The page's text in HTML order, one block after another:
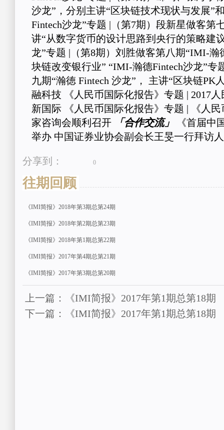
沙龙”，分别主讲“区块链技术现状与发展”
Fintech沙龙”专题 |（第7期）段新星做客第
讲“从数字货币的设计思路到央行的策略建
龙”专题 |（第8期）刘胜做客第八期“IMI-瀚
块链改变银行业” “IMI-瀚德Fintech沙龙”专
九期“瀚徳 Fintech 沙龙”， 主讲“区块链PK
融科技 《人民币国际化报告》专题 | 2017
新国际 《人民币国际化报告》专题 | 《人
家咨询会顺利召开
「合作交流」
《首届中
举办 中国证券业协会副会长王旻一行拜访
分享到： 0
往期回顾
《IMI简报》2018年第3期总第24期
《IMI简报》2018年第2期总第23期
《IMI简报》2018年第1期总第22期
《IMI简报》2017年第4期总第21期
《IMI简报》2017年第3期总第20期
上一篇：《IMI简报》2017年第1期总第18期
下一篇：《IMI简报》2017年第1期总第18期